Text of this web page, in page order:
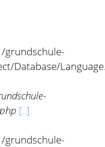
grundschule-
Database/
[..]
grundschule-